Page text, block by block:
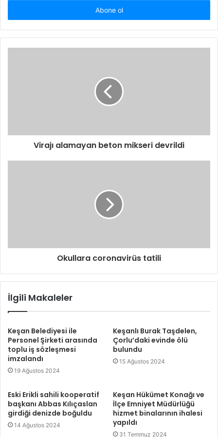
Virajı alamayan beton mikseri devrildi
Okullara coronavirüs tatili
İlgili Makaleler
Keşan Belediyesi ile
Personel Şirketi arasında
toplu iş sözleşmesi
imzalandı
19 Ağustos 2024
Keşanlı Burak Taşdelen,
Çorlu’daki evinde ölü
bulundu
15 Ağustos 2024
Eski Erikli sahili kooperatif
başkanı Abbas Kılıçaslan
girdiği denizde boğuldu
14 Ağustos 2024
Keşan Hükümet Konağı ve
İlçe Emniyet Müdürlüğü
hizmet binalarının ihalesi
yapıldı
31 Temmuz 2024